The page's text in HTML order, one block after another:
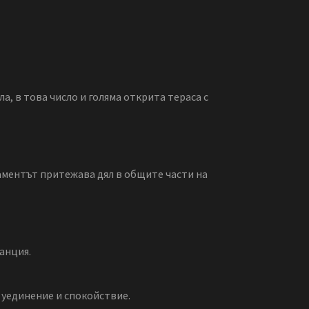
в това число и голяма открита тераса с
притежава дял в общите части на
и спокойствие.